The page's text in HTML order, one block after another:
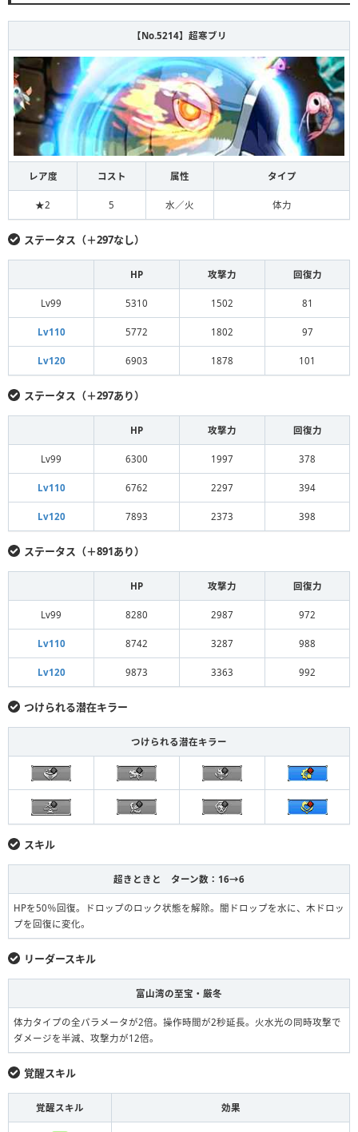
【No.5214】超寒ブリ
レア度 コスト 属性 タイプ
★2 5 水／火 体力
ステータス（＋297なし）
HP 攻撃力 回復力
Lv99 5310 1502 81
Lv110 5772 1802 97
Lv120 6903 1878 101
ステータス（＋297あり）
HP 攻撃力 回復力
Lv99 6300 1997 378
Lv110 6762 2297 394
Lv120 7893 2373 398
ステータス（＋891あり）
HP 攻撃力 回復力
Lv99 8280 2987 972
Lv110 8742 3287 988
Lv120 9873 3363 992
つけられる潜在キラー
つけられる潜在キラー
スキル
超きときと ターン数：16→6
HPを50％回復。ドロップのロック状態を解除。闇ドロップを水に、木ドロッ
プを回復に変化。
リーダースキル
富山湾の至宝・厳冬
体力タイプの全パラメータが2倍。操作時間が2秒延長。火水光の同時攻撃で
ダメージを半減、攻撃力が12倍。
覚醒スキル
覚醒スキル 効果